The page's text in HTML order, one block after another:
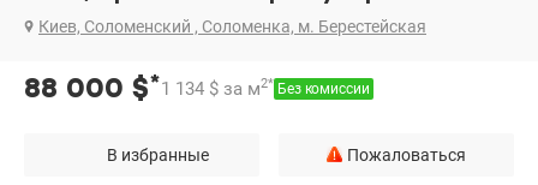
Киев, Соломенский , Соломенка, м. Берестейская
88 000 $*1 134 $ за м2* Без комиссии
В избранные Пожаловаться